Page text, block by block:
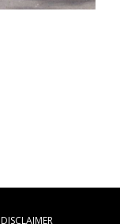
DISCLAIMER